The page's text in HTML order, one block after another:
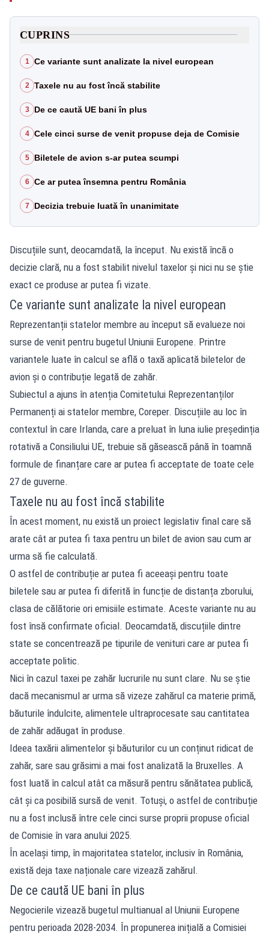
CUPRINS
1 Ce variante sunt analizate la nivel european
2 Taxele nu au fost încă stabilite
3 De ce caută UE bani în plus
4 Cele cinci surse de venit propuse deja de Comisie
5 Biletele de avion s-ar putea scumpi
6 Ce ar putea însemna pentru România
7 Decizia trebuie luată în unanimitate
Discuțiile sunt, deocamdată, la început. Nu există încă o
decizie clară, nu a fost stabilit nivelul taxelor și nici nu se știe
exact ce produse ar putea fi vizate.
Ce variante sunt analizate la nivel european
Reprezentanții statelor membre au început să evalueze noi
surse de venit pentru bugetul Uniunii Europene. Printre
variantele luate în calcul se află o taxă aplicată biletelor de
avion și o contribuție legată de zahăr.
Subiectul a ajuns în atenția Comitetului Reprezentanților
Permanenți ai statelor membre, Coreper. Discuțiile au loc în
contextul în care Irlanda, care a preluat în luna iulie președinția
rotativă a Consiliului UE, trebuie să găsească până în toamnă
formule de finanțare care ar putea fi acceptate de toate cele
27 de guverne.
Taxele nu au fost încă stabilite
În acest moment, nu există un proiect legislativ final care să
arate cât ar putea fi taxa pentru un bilet de avion sau cum ar
urma să fie calculată.
O astfel de contribuție ar putea fi aceeași pentru toate
biletele sau ar putea fi diferită în funcție de distanța zborului,
clasa de călătorie ori emisiile estimate. Aceste variante nu au
fost însă confirmate oficial. Deocamdată, discuțiile dintre
state se concentrează pe tipurile de venituri care ar putea fi
acceptate politic.
Nici în cazul taxei pe zahăr lucrurile nu sunt clare. Nu se știe
dacă mecanismul ar urma să vizeze zahărul ca materie primă,
băuturile îndulcite, alimentele ultraprocesate sau cantitatea
de zahăr adăugat în produse.
Ideea taxării alimentelor și băuturilor cu un conținut ridicat de
zahăr, sare sau grăsimi a mai fost analizată la Bruxelles. A
fost luată în calcul atât ca măsură pentru sănătatea publică,
cât și ca posibilă sursă de venit. Totuși, o astfel de contribuție
nu a fost inclusă între cele cinci surse proprii propuse oficial
de Comisie în vara anului 2025.
În același timp, în majoritatea statelor, inclusiv în România,
există deja taxe naționale care vizează zahărul.
De ce caută UE bani în plus
Negocierile vizează bugetul multianual al Uniunii Europene
pentru perioada 2028-2034. În propunerea inițială a Comisiei